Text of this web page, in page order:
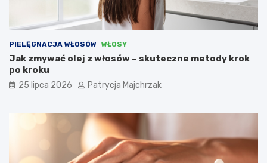
PIELĘGNACJA WŁOSÓW WŁOSY
Jak zmywać olej z włosów – skuteczne metody krok
po kroku
25 lipca 2026 Patrycja Majchrzak